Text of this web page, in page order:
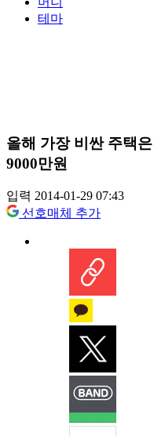
테마
올해 가장 비싼 주택
9000만원
입력 2014-01-29 07:43
선호매체 추가